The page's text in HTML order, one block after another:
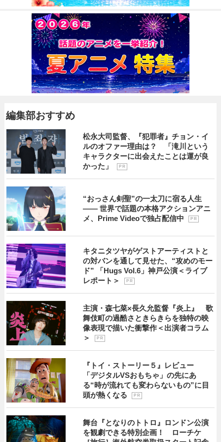
編集部おすすめ
松永大司監督、『犯罪者』チョン・イ
ルのオファー理由は？ 「滝川という
キャラクターに出会えたことは運が良
かった」
P R
“おっさん剣聖”の一太刀に宿る人生
―― 世界で話題の本格アクションアニ
メ、Prime Videoで独占配信中
P R
キタニタツヤがゲストアーティストと
の対バンを通して見せた、“攻めのモー
ド” 「Hugs Vol.6」神戸公演＜ライブ
レポート＞
P R
主演・森七菜×長久允監督『炎上』 歌
舞伎町の過酷さときらきらを独特の映
像表現で描いた衝撃作＜出演者コラム
＞
P R
『トイ・ストーリー５』レビュー
「デジタルVSおもちゃ」の先にあ
る“時が流れても変わらないもの”に目
頭が熱くなる
P R
舞台『となりのトトロ』ロンドン公演
を観劇できる特別企画！ ローチケ